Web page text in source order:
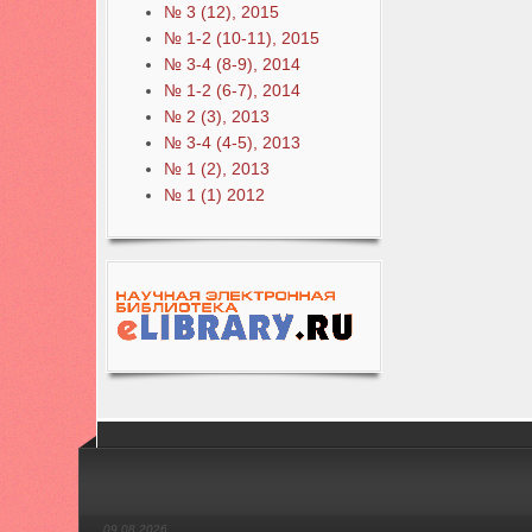
№ 3 (12), 2015
№ 1-2 (10-11), 2015
№ 3-4 (8-9), 2014
№ 1-2 (6-7), 2014
№ 2 (3), 2013
№ 3-4 (4-5), 2013
№ 1 (2), 2013
№ 1 (1) 2012
09.08.2026